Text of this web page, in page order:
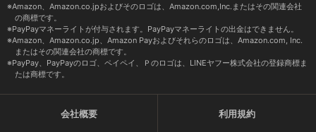
Amazon、Amazon.co.jpおよびそのロゴは、Amazon.com,Inc.またはその関連会社
の商標です。
PayPayマネーライトが付与されます。PayPayマネーライトの出金はできません。
Amazon、Amazon.co.jp、Amazon Payおよびそれらのロゴは、Amazon.com, Inc.
またはその関連会社の商標です。
PayPay、PayPayのロゴ、ペイペイ、Ｐのロゴは、LINEヤフー株式会社の登録商標ま
たは商標です。
会社概要 利用規約